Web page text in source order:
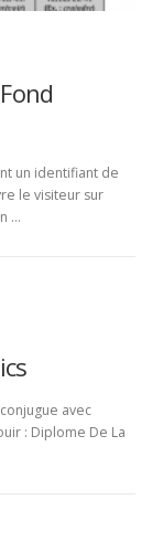
un identifiant de
le visiteur sur
…
avec
: Diplome De La